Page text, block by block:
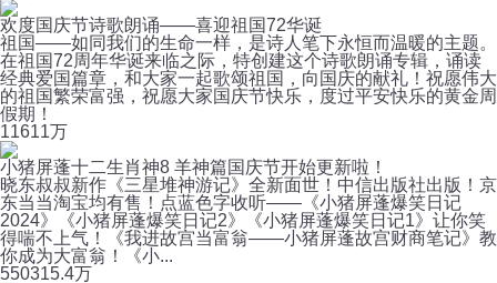
欢度国庆节诗歌朗诵——喜迎祖国72华诞
祖国——如同我们的生命一样，是诗人笔下永恒而温暖的主题。
在祖国72周年华诞来临之际，特创建这个诗歌朗诵专辑，诵读
经典爱国篇章，和大家一起歌颂祖国，向国庆的献礼！祝愿伟大
的祖国繁荣富强，祝愿大家国庆节快乐，度过平安快乐的黄金周
假期！
11611万
小猪屏蓬十二生肖神8 羊神篇国庆节开始更新啦！
晓东叔叔新作《三星堆神游记》全新面世！中信出版社出版！京
东当当淘宝均有售！点蓝色字收听——《小猪屏蓬爆笑日记
2024》《小猪屏蓬爆笑日记2》《小猪屏蓬爆笑日记1》让你笑
得喘不上气！《我进故宫当富翁——小猪屏蓬故宫财商笔记》教
你成为大富翁！《小...
550315.4万